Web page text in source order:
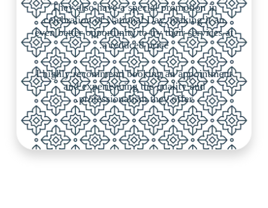
They also have a special promotion in
celebration of National Day, making it an
even better opportunity to try their services at
a reduced price.
I highly recommend booking an appointment
and experiencing the quality and
professionalism they offer.